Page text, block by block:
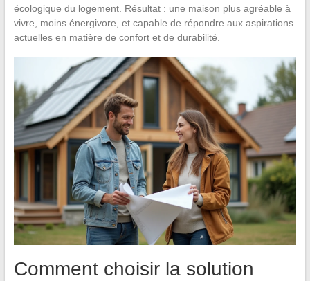
écologique du logement. Résultat : une maison plus agréable à
vivre, moins énergivore, et capable de répondre aux aspirations
actuelles en matière de confort et de durabilité.
Comment choisir la solution